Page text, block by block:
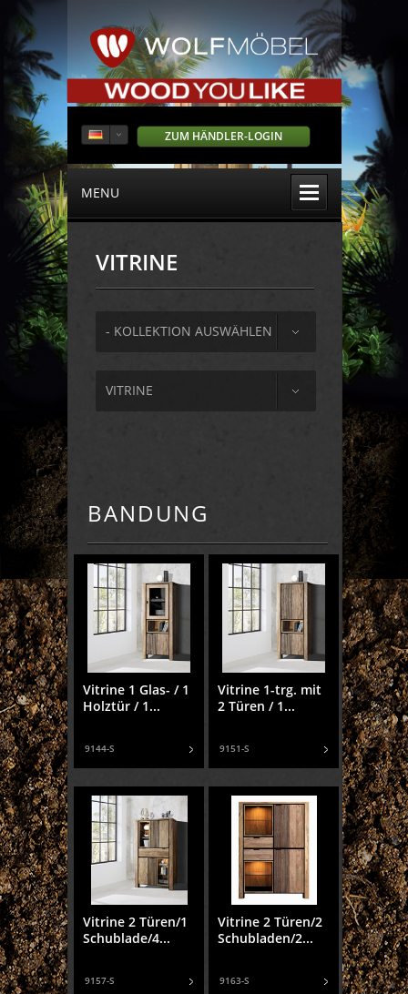
ZUM HÄNDLER-LOGIN
MENU
VITRINE
- KOLLEKTION AUSWÄHLEN
VITRINE
BANDUNG
Vitrine 1 Glas- / 1
Holztür / 1...
9144-S
Vitrine 1-trg. mit
2 Türen / 1...
9151-S
Vitrine 2 Türen/1
Schublade/4...
9157-S
Vitrine 2 Türen/2
Schubladen/2...
9163-S